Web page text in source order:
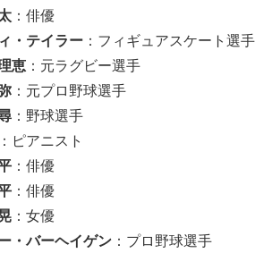
：俳優
・テイラー ：フィギュアスケート選手
恵 ：元ラグビー選手
：元プロ野球選手
：野球選手
ピアニスト
：俳優
：俳優
：女優
・バーヘイゲン ：プロ野球選手